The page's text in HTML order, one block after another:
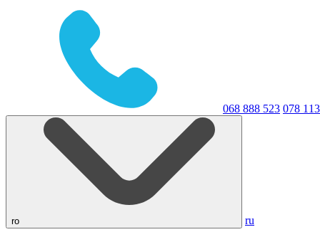
068 888 523 078
ro ru